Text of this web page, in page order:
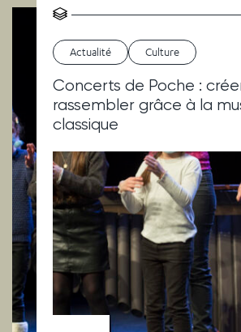
Actualité Culture
Concerts de Poche :
rassembler grâce à la
classique